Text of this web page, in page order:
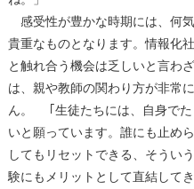
感受性が豊かな時期には、何
貴重なものとなります。情報化
と触れ合う機会は乏しいと言わ
は、親や教師の関わり方が非常
ん。 ｢生徒たちには、自身でた
いと願っています。誰にも止め
してもリセットできる、そうい
験にもメリットとして直結してき